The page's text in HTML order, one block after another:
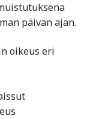
päivän ajan.
oikeus eri